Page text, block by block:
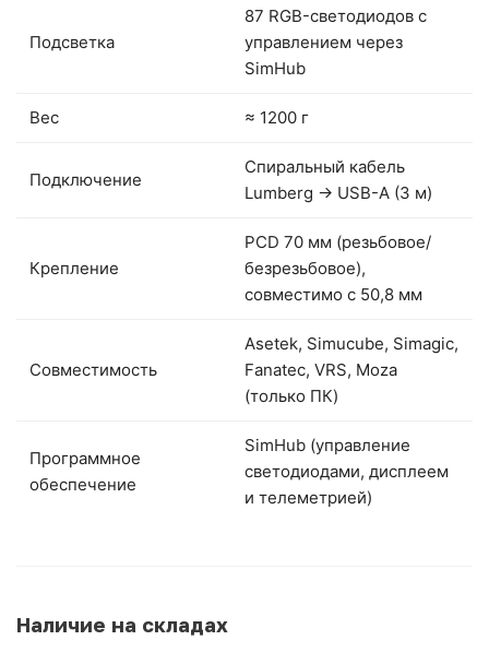
Подсветка
87 RGB-светодиодов с
управлением через
SimHub
Вес ≈ 1200 г
Подключение
Спиральный кабель
Lumberg → USB-A (3 м)
Крепление
PCD 70 мм (резьбовое/
безрезьбовое),
совместимо с 50,8 мм
Совместимость
Asetek, Simucube, Simagic,
Fanatec, VRS, Moza
(только ПК)
Программное
обеспечение
SimHub (управление
светодиодами, дисплеем
и телеметрией)
Наличие на складах